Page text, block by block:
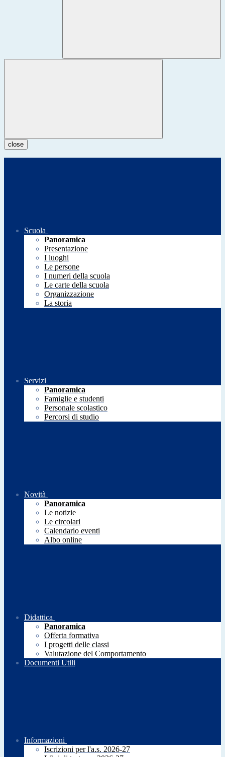
close
Scuola
Panoramica
Presentazione
I luoghi
Le persone
I numeri della scuola
Le carte della scuola
Organizzazione
La storia
Servizi
Panoramica
Famiglie e studenti
Personale scolastico
Percorsi di studio
Novità
Panoramica
Le notizie
Le circolari
Calendario eventi
Albo online
Didattica
Panoramica
Offerta formativa
I progetti delle classi
Valutazione del Comportamento
Documenti Utili
Informazioni
Iscrizioni per l'a.s. 2026-27